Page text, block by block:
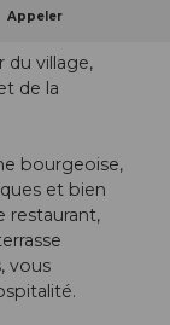
Appelerdu
du village,
de la
bourgeoise,
et bien
restaurant,
vous